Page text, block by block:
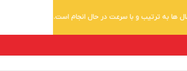
ها به ترتیب و با سرعت در حال انجام است.